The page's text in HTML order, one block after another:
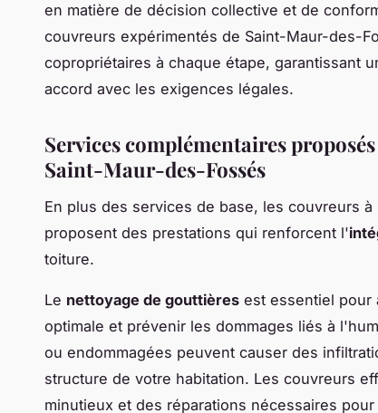
en matière de décision collective et de
couvreurs expérimentés de Saint-Maur-des-
copropriétaires à chaque étape, garantissant
accord avec les exigences légales.
Services complémentaires
Saint-Maur-des-Fossés
En plus des services de base, les couvreurs
proposent des prestations qui renforcent l'
toiture.
Le nettoyage de gouttières est essentiel pour
optimale et prévenir les dommages liés à
ou endommagées peuvent causer des
structure de votre habitation. Les couvreurs
minutieux et des réparations nécessaires